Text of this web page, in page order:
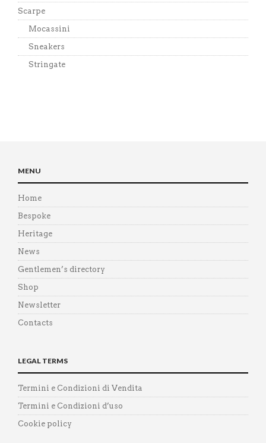
Scarpe
Mocassini
Sneakers
Stringate
MENU
Home
Bespoke
Heritage
News
Gentlemen’s directory
Shop
Newsletter
Contacts
LEGAL TERMS
Termini e Condizioni di Vendita
Termini e Condizioni d’uso
Cookie policy